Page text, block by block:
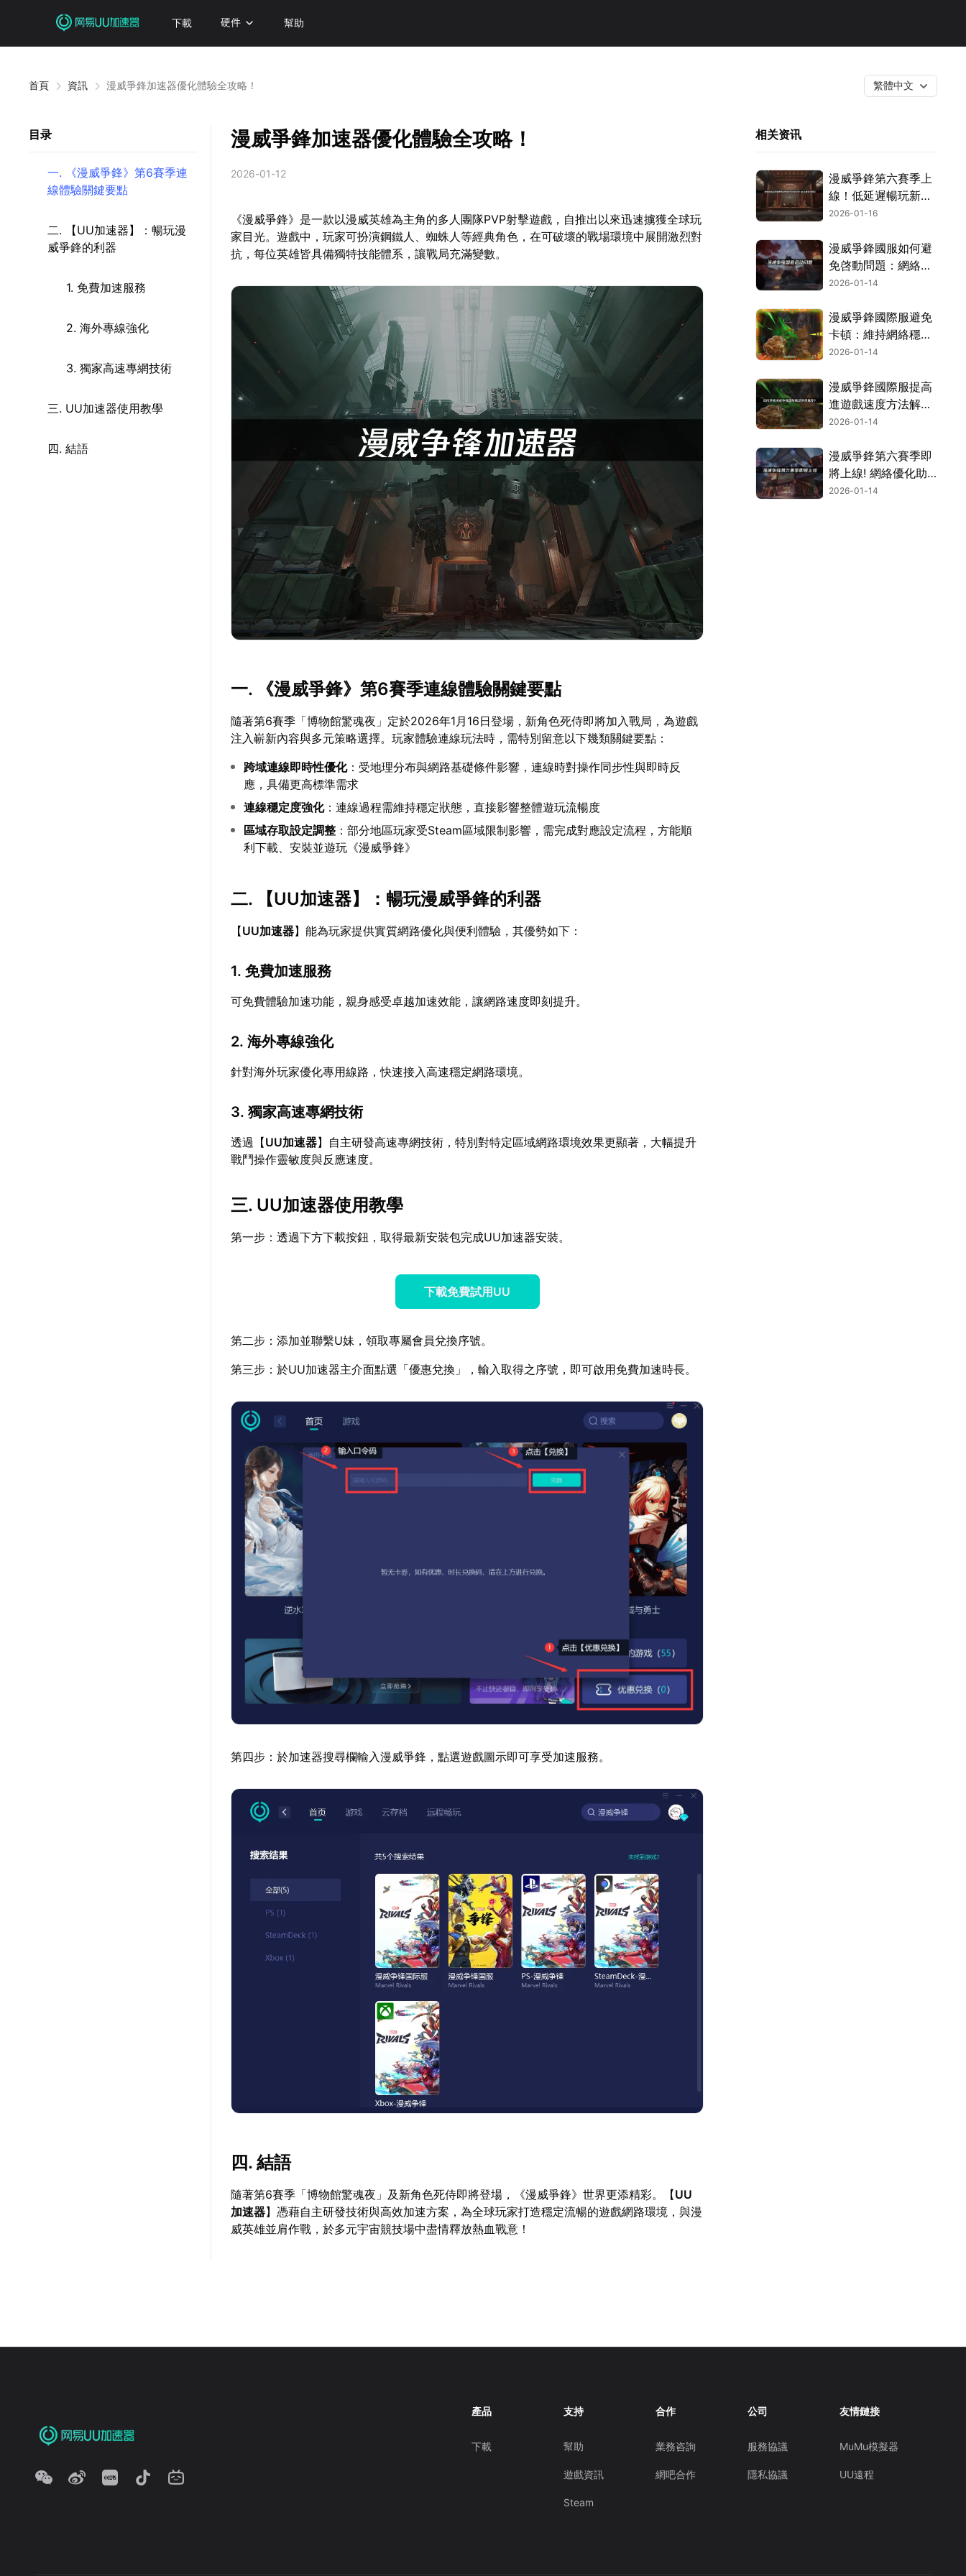
下載 硬件 幫助
首頁 資訊 漫威爭鋒加速器優化體驗全攻略！ 繁體中文
目录
一. 《漫威爭鋒》第6賽季連
線體驗關鍵要點
二. 【UU加速器】：暢玩漫
威爭鋒的利器
1. 免費加速服務
2. 海外專線強化
3. 獨家高速專網技術
三. UU加速器使用教學
四. 結語
漫威爭鋒加速器優化體驗全攻略！
2026-01-12
《漫威爭鋒》是一款以漫威英雄為主角的多人團隊PVP射擊遊戲，自推出以來迅速擄獲全球玩
家目光。遊戲中，玩家可扮演鋼鐵人、蜘蛛人等經典角色，在可破壞的戰場環境中展開激烈對
抗，每位英雄皆具備獨特技能體系，讓戰局充滿變數。
一. 《漫威爭鋒》第6賽季連線體驗關鍵要點
隨著第6賽季「博物館驚魂夜」定於2026年1月16日登場，新角色死侍即將加入戰局，為遊戲
注入嶄新內容與多元策略選擇。玩家體驗連線玩法時，需特別留意以下幾類關鍵要點：
跨域連線即時性優化：受地理分布與網路基礎條件影響，連線時對操作同步性與即時反
應，具備更高標準需求
連線穩定度強化：連線過程需維持穩定狀態，直接影響整體遊玩流暢度
區域存取設定調整 ：部分地區玩家受Steam區域限制影響，需完成對應設定流程，方能順
利下載、安裝並遊玩《漫威爭鋒》
二. 【UU加速器】：暢玩漫威爭鋒的利器
【UU加速器】能為玩家提供實質網路優化與便利體驗，其優勢如下：
1. 免費加速服務
可免費體驗加速功能，親身感受卓越加速效能，讓網路速度即刻提升。
2. 海外專線強化
針對海外玩家優化專用線路，快速接入高速穩定網路環境。
3. 獨家高速專網技術
透過【UU加速器】自主研發高速專網技術，特別對特定區域網路環境效果更顯著，大幅提升
戰鬥操作靈敏度與反應速度。
三. UU加速器使用教學
第一步：透過下方下載按鈕，取得最新安裝包完成UU加速器安裝。
下載免費試用UU
第二步：添加並聯繫U妹，領取專屬會員兌換序號。
第三步：於UU加速器主介面點選「優惠兌換」，輸入取得之序號，即可啟用免費加速時長。
第四步：於加速器搜尋欄輸入漫威爭鋒，點選遊戲圖示即可享受加速服務。
四. 結語
隨著第6賽季「博物館驚魂夜」及新角色死侍即將登場，《漫威爭鋒》世界更添精彩。【UU
加速器】憑藉自主研發技術與高效加速方案，為全球玩家打造穩定流暢的遊戲網路環境，與漫
威英雄並肩作戰，於多元宇宙競技場中盡情釋放熱血戰意！
相关资讯
漫威爭鋒第六賽季上
線！低延遲暢玩新賽
季！
2026-01-16
漫威爭鋒國服如何避
免啓動問題：網絡優
化指南！
2026-01-14
漫威爭鋒國際服避免
卡頓：維持網絡穩
定，暢快對決！
2026-01-14
漫威爭鋒國際服提高
進遊戲速度方法解
析！
2026-01-14
漫威爭鋒第六賽季即
將上線! 網絡優化助
力暢玩新英雄！
2026-01-14
產品
下載
支持
幫助
遊戲資訊
Steam
合作
業務咨詢
網吧合作
公司
服務協議
隱私協議
友情鏈接
MuMu模擬器
UU遠程